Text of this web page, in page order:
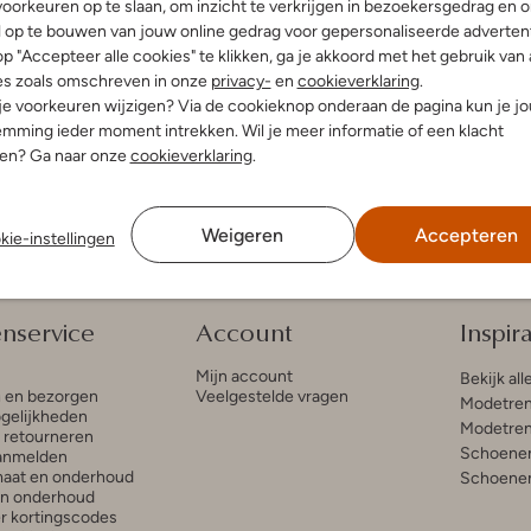
op te slaan, om inzicht te verkrijgen in bezoekersgedrag en
op te bouwen van jouw online gedrag voor gepersonaliseerde
"Accepteer alle cookies" te klikken, ga je akkoord met het gebruik van
zoals omschreven in onze privacy- en cookieverklaring.
voorkeuren wijzigen? Via de cookieknop onderaan de pagina kun je
ieder moment intrekken. Wil je meer informatie of een klacht
Ga naar onzecookieverklaring.
instellingen Weigeren Accepteren
€ 125,99
Via Vai
Veterboots
€ 199,99 € 99,99
en bezorgen
retourneren
en onderhoud
onderhoud
kortingscodes
Account
Mijn account
Veelgestelde vragen
Bekijk